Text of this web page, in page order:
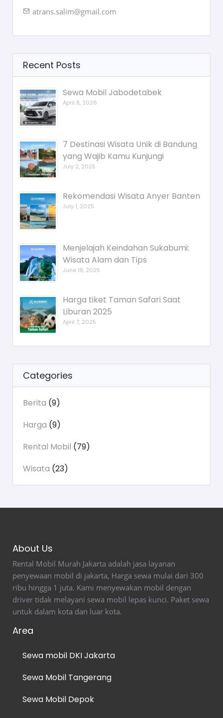
atrans.salim@gmail.com
Recent Posts
Sewa Mobil Jabodetabek
April 8, 2026
7 Destinasi Wisata Unik di Bandung
yang Wajib Kamu Kunjungi
July 2, 2025
Rekomendasi Wisata Anyer Banten
July 1, 2025
Menjelajah Keindahan Sukabumi:
Wisata Alam dan Tips
June 18, 2025
Harga tiket Taman Safari Saat
Liburan 2025
April 7, 2025
Categories
Berita (9)
Harga (9)
Rental Mobil (79)
Wisata (23)
About Us
Rental Mobil Murah Jakarta adalah jasa layanan
penyewaan mobil di jakarta, Harga sewa mulai dari 300
ribu hingga 1 juta. Kami menyewakan mobil dengan
driver tidak melayani sewa mobil lepas kunci. Paket sewa
untuk dalam kota dan luar kota.
Area
Sewa mobil DKI Jakarta
Sewa Mobil Tangerang
Sewa Mobil Depok